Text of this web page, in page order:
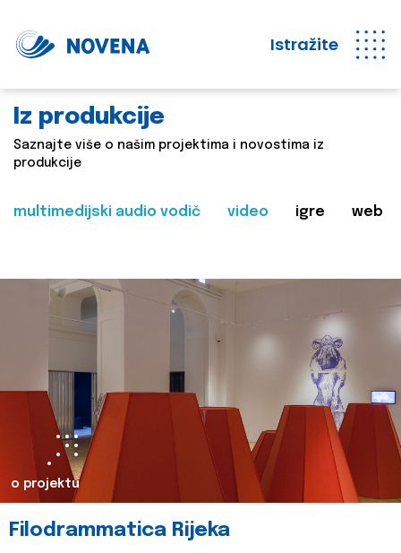
Istražite
Iz produkcije
Saznajte više o našim projektima i novostima iz
produkcije
multimedijski audio vodič video igre web
o projektu
Filodrammatica Rijeka